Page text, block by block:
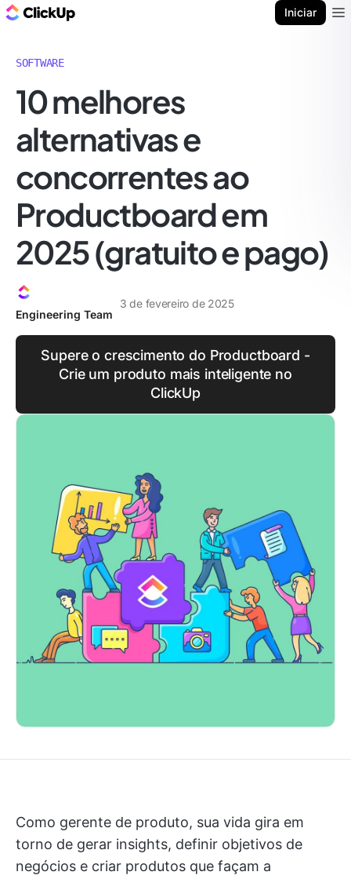
Iniciar
SOFTWARE
10 melhores
alternativas e
concorrentes ao
Productboard em
2025 (gratuito e pago)
Engineering Team
3 de fevereiro de 2025
Supere o crescimento do Productboard -
Crie um produto mais inteligente no
ClickUp
Como gerente de produto, sua vida gira em
torno de gerar insights, definir objetivos de
negócios e criar produtos que façam a